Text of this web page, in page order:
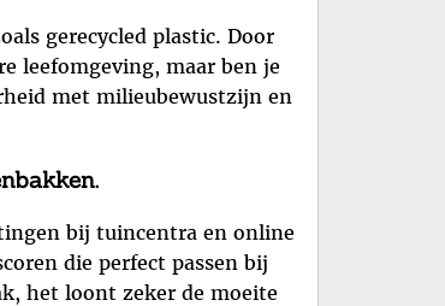
gerecycled plastic. Door
leefomgeving, maar ben je
met milieubewustzijn en
bij tuincentra en online
die perfect passen bij
het loont zeker de moeite